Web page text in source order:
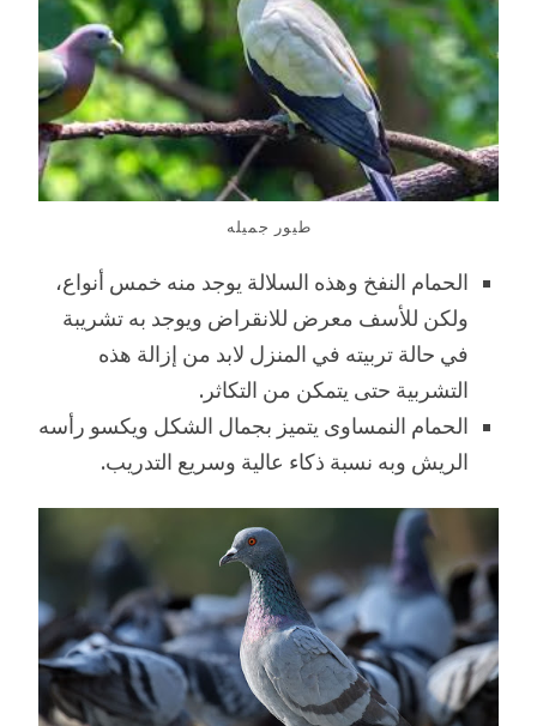
طيور جميله
الحمام النفخ وهذه السلالة يوجد منه خمس أنواع،
ولكن للأسف معرض للانقراض ويوجد به تشريبة
في حالة تربيته في المنزل لابد من إزالة هذه
التشربية حتى يتمكن من التكاثر.
الحمام النمساوى يتميز بجمال الشكل ويكسو رأسه
الريش وبه نسبة ذكاء عالية وسريع التدريب.